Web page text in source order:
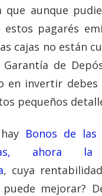
que aunque
estos pagarés
cajas no están
Garantía de
en invertir
pequeños
Bonos de las
ahora la
, cuya
mejorar?